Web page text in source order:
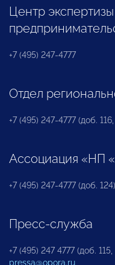
Центр
+7 (495) 247-4777
Отдел
+7 (495) 247-4777 (доб. 116,
Ассоциация «НП
+7 (495) 247-4777 (доб. 124)
Пресс-служба
+7 (495) 247 4777 (доб. 115,
pressa@opora.ru